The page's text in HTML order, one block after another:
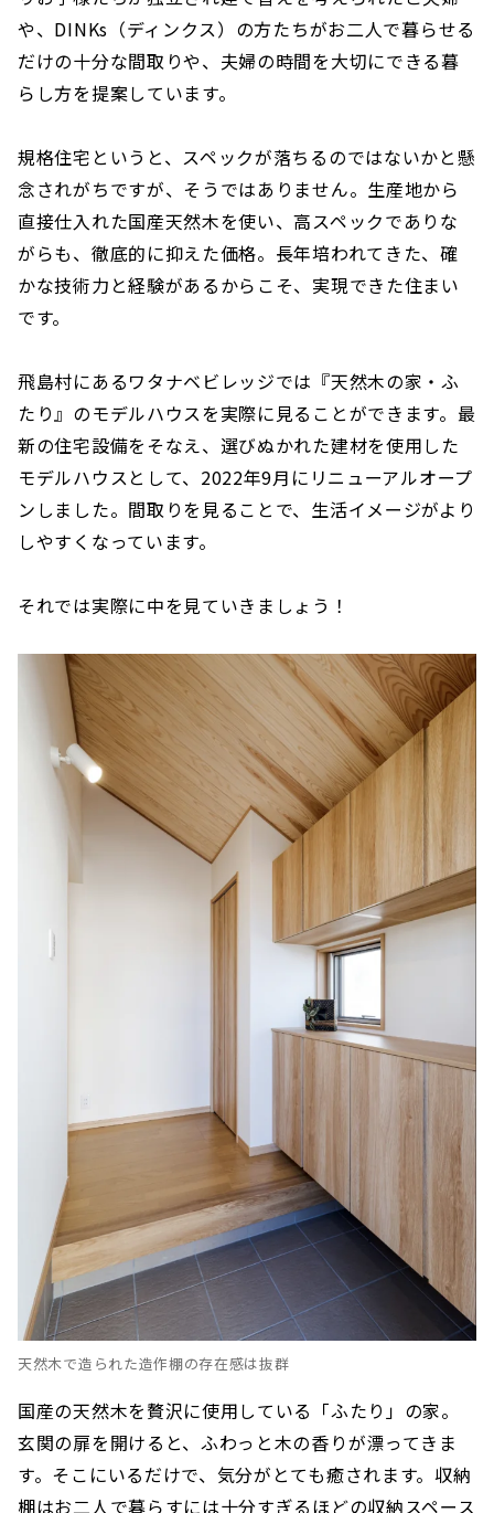
や、DINKs（ディンクス）の方たちがお二人で暮らせる
だけの十分な間取りや、夫婦の時間を大切にできる暮
らし方を提案しています。
規格住宅というと、スペックが落ちるのではないかと懸
念されがちですが、そうではありません。生産地から
直接仕入れた国産天然木を使い、高スペックでありな
がらも、徹底的に抑えた価格。長年培われてきた、確
かな技術力と経験があるからこそ、実現できた住まい
です。
飛島村にあるワタナベビレッジでは『天然木の家・ふ
たり』のモデルハウスを実際に見ることができます。最
新の住宅設備をそなえ、選びぬかれた建材を使用した
モデルハウスとして、2022年9月にリニューアルオープ
ンしました。間取りを見ることで、生活イメージがより
しやすくなっています。
それでは実際に中を見ていきましょう！
天然木で造られた造作棚の存在感は抜群
国産の天然木を贅沢に使用している「ふたり」の家。
玄関の扉を開けると、ふわっと木の香りが漂ってきま
す。そこにいるだけで、気分がとても癒されます。収納
棚はお二人で暮らすには十分すぎるほどの収納スペース